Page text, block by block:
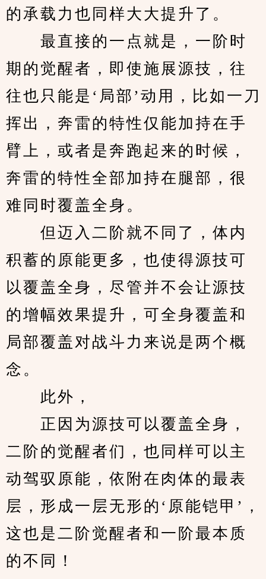
的承载力也同样大大提升了。
最直接的一点就是，一阶时
期的觉醒者，即使施展源技，往
往也只能是‘局部’动用，比如一刀
挥出，奔雷的特性仅能加持在手
臂上，或者是奔跑起来的时候，
奔雷的特性全部加持在腿部，很
难同时覆盖全身。
但迈入二阶就不同了，体内
积蓄的原能更多，也使得源技可
以覆盖全身，尽管并不会让源技
的增幅效果提升，可全身覆盖和
局部覆盖对战斗力来说是两个概
念。
此外，
正因为源技可以覆盖全身，
二阶的觉醒者们，也同样可以主
动驾驭原能，依附在肉体的最表
层，形成一层无形的‘原能铠甲’，
这也是二阶觉醒者和一阶最本质
的不同！